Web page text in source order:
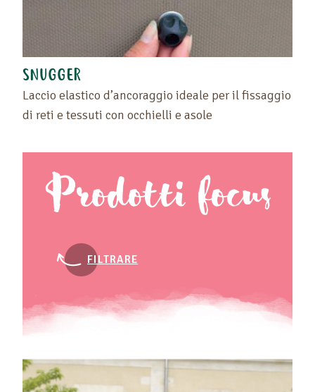
SNUGGER
Laccio elastico d’ancoraggio ideale per il fissaggio
di reti e tessuti con occhielli e asole
Prodotti focus
FILTRARE